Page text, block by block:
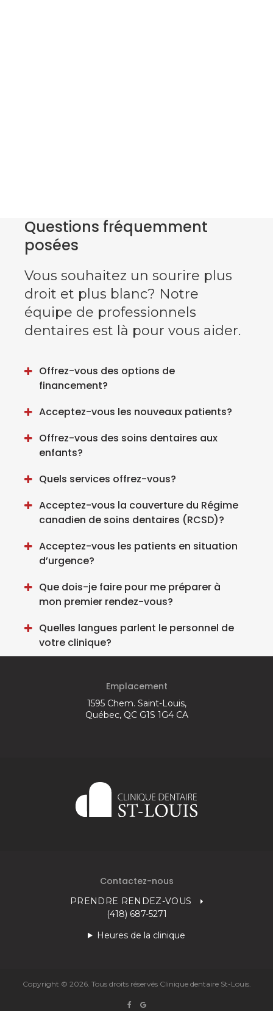
Questions fréquemment
posées
Vous souhaitez un sourire plus
droit et plus blanc? Notre
équipe de professionnels
dentaires est là pour vous aider.
Offrez-vous des options de
financement?
Acceptez-vous les nouveaux patients?
Offrez-vous des soins dentaires aux
enfants?
Quels services offrez-vous?
Acceptez-vous la couverture du Régime
canadien de soins dentaires (RCSD)?
Acceptez-vous les patients en situation
d’urgence?
Que dois-je faire pour me préparer à
mon premier rendez-vous?
Quelles langues parlent le personnel de
votre clinique?
Emplacement
1595 Chem. Saint-Louis
Québec QC G1S 1G4 CA
Contactez-nous
PRENDRE RENDEZ-VOUS
(418) 687-5271
Heures de la clinique
Copyright © 2026. Tous droits réservés Clinique dentaire St-Louis.